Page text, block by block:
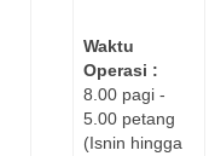
Waktu
Operasi :
8.00 pagi -
5.00 petang
(Isnin hingga